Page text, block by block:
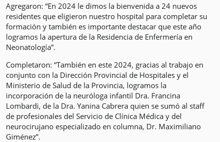
Agregaron: “En 2024 le dimos la bienvenida a 24 nuevos
residentes que eligieron nuestro hospital para completar su
formación y también es importante destacar que este año
logramos la apertura de la Residencia de Enfermería en
Neonatología”.
Completaron: “También en este 2024, gracias al trabajo en
conjunto con la Dirección Provincial de Hospitales y el
Ministerio de Salud de la Provincia, logramos la
incorporación de la neuróloga infantil Dra. Francina
Lombardi, de la Dra. Yanina Cabrera quien se sumó al staff
de profesionales del Servicio de Clínica Médica y del
neurocirujano especializado en columna, Dr. Maximiliano
Giménez”.